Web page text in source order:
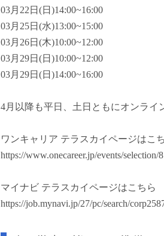
03月22日(日)14:00~16:00
03月25日(水)13:00~15:00
03月26日(木)10:00~12:00
03月29日(日)10:00~12:00
03月29日(日)14:00~16:00
4月以降も平日、土日ともにオンライ
ワンキャリア テラスカイページはこ
https://www.onecareer.jp/events/selection/
マイナビ テラスカイページはこちら
https://job.mynavi.jp/27/pc/search/